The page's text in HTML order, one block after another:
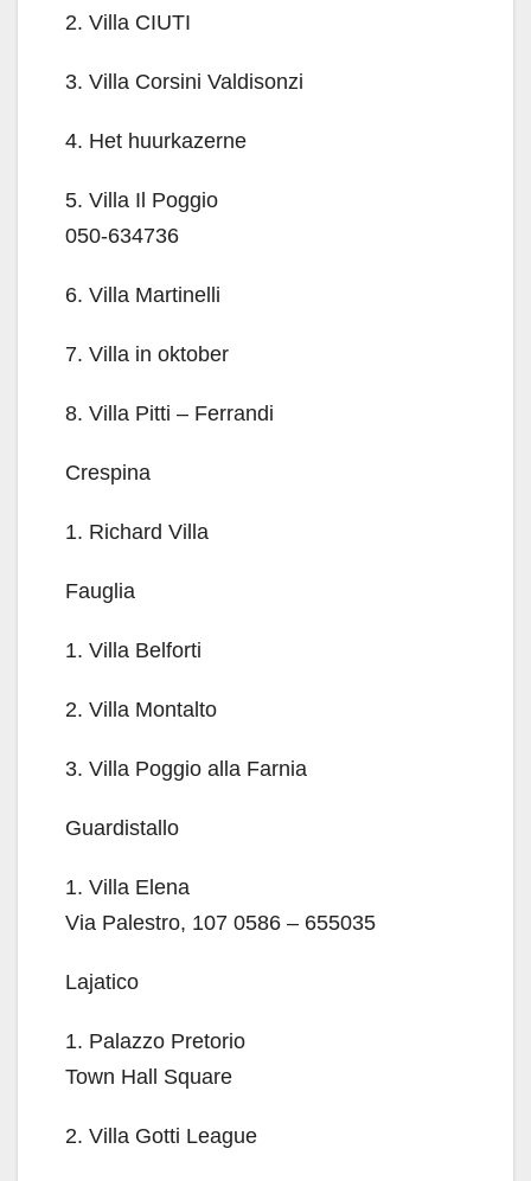
2. Villa CIUTI
3. Villa Corsini Valdisonzi
4. Het huurkazerne
5. Villa Il Poggio
050-634736
6. Villa Martinelli
7. Villa in oktober
8. Villa Pitti – Ferrandi
Crespina
1. Richard Villa
Fauglia
1. Villa Belforti
2. Villa Montalto
3. Villa Poggio alla Farnia
Guardistallo
1. Villa Elena
Via Palestro, 107 0586 – 655035
Lajatico
1. Palazzo Pretorio
Town Hall Square
2. Villa Gotti League